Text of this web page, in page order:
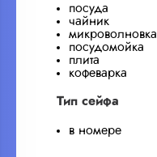
посуда
чайник
микроволновка
посудомойка
плита
кофеварка
Тип сейфа
в номере